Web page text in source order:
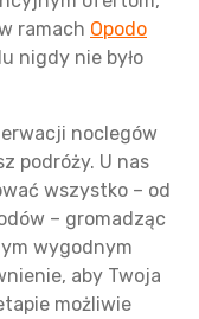
ramach Opodo
nigdy nie było
noclegów
podróży. U nas
wszystko – od
– gromadząc
wygodnym
aby Twoja
możliwie